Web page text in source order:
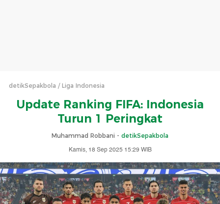
detikSepakbola Liga Indonesia
Update Ranking FIFA: Indonesia
Turun 1 Peringkat
Muhammad Robbani - detikSepakbola
Kamis, 18 Sep 2025 15:29 WIB